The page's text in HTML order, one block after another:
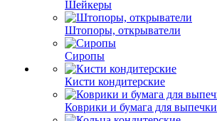
Шейкеры
Штопоры, открыватели
Сиропы
Кисти кондитерские
Коврики и бумага для выпечки